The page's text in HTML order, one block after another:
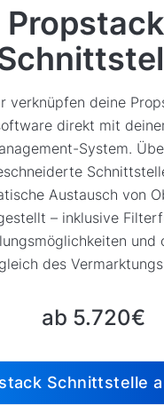
verknüpfen deine
direkt mit
System.
Austausch von
– inklusive
und
des
ab 5.720€
Schnittstelle